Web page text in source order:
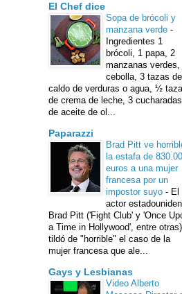
El Chef dice
Sopa de brócoli y
manzana verde -
Ingredientes 1
brócoli, 1 papa, 2
manzanas verdes,
cebolla, 3 tazas de
caldo de verduras o agua, ½ taza
de crema de leche, 3 cucharadas
de aceite de ol...
Paparazzi
Brad Pitt ve
la estafa de
euros a una mujer
francesa por un
impostor suyo - El
actor
Brad Pitt ('Fight Club' y 'Once
a Time in Hollywood', entre otras)
tildó de "horrible" el caso de la
mujer francesa que ale...
Gays y Lesbianas
Video Alberto